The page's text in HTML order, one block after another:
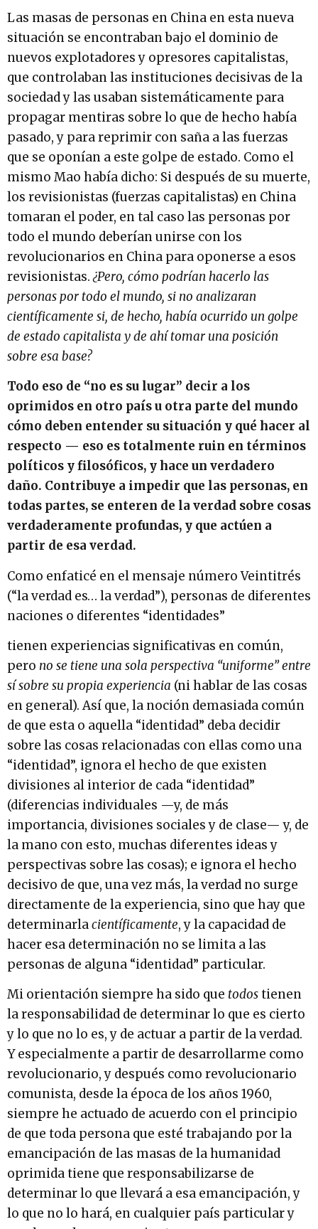
Las masas de personas en China en esta nueva
situación se encontraban bajo el dominio de
nuevos explotadores y opresores capitalistas,
que controlaban las instituciones decisivas de la
sociedad y las usaban sistemáticamente para
propagar mentiras sobre lo que de hecho había
pasado, y para reprimir con saña a las fuerzas
que se oponían a este golpe de estado. Como el
mismo Mao había dicho: Si después de su muerte,
los revisionistas (fuerzas capitalistas) en China
tomaran el poder, en tal caso las personas por
todo el mundo deberían unirse con los
revolucionarios en China para oponerse a esos
revisionistas.¿Pero, cómo podrían hacerlo las
personas por todo el mundo, si no analizaran
científicamente si, de hecho, había ocurrido un golpe
de estado capitalista y de ahí tomar una posición
sobre esa base?
Todo eso de “no es su lugar” decir a los
oprimidos en otro país u otra parte del mundo
cómo deben entender su situación y qué hacer al
respecto — eso es totalmente ruin en términos
políticos y filosóficos, y hace un verdadero
daño. Contribuye a impedir que las personas, en
todas partes, se enteren de la verdad sobre cosas
verdaderamente profundas, y que actúen a
partir de esa verdad.
Como enfaticé en el mensaje número Veintitrés
(“la verdad es… la verdad”), personas de diferentes
naciones o diferentes “identidades”
tienen experiencias significativas en común,
pero no se tiene una sola perspectiva “uniforme” entre
sí sobre su propia experiencia (ni hablar de las cosas
en general). Así que, la noción demasiada común
de que esta o aquella “identidad” deba decidir
sobre las cosas relacionadas con ellas como una
“identidad”, ignora el hecho de que existen
divisiones al interior de cada “identidad”
(diferencias individuales —y, de más
importancia, divisiones sociales y de clase— y, de
la mano con esto, muchas diferentes ideas y
perspectivas sobre las cosas); e ignora el hecho
decisivo de que, una vez más, la verdad no surge
directamente de la experiencia, sino que hay que
determinarlacientíficamente, y la capacidad de
hacer esa determinación no se limita a las
personas de alguna “identidad” particular.
Mi orientación siempre ha sido que todostienen
la responsabilidad de determinar lo que es cierto
y lo que no lo es, y de actuar a partir de la verdad.
Y especialmente a partir de desarrollarme como
revolucionario, y después como revolucionario
comunista, desde la época de los años 1960,
siempre he actuado de acuerdo con el principio
de que toda persona que esté trabajando por la
emancipación de las masas de la humanidad
oprimida tiene que responsabilizarse de
determinar lo que llevará a esa emancipación, y
lo que no lo hará, en cualquier país particular y